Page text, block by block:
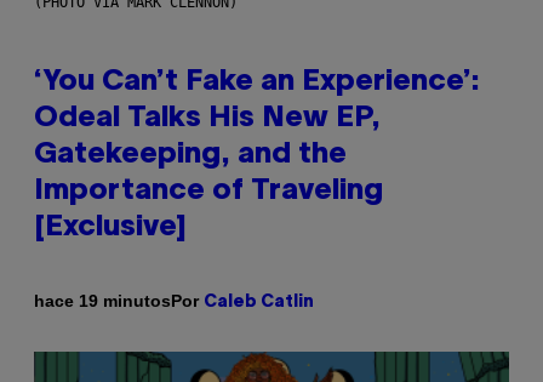
‘You Can’t Fake an Experience’:
Odeal Talks His New EP,
Gatekeeping, and the
Importance of Traveling
[Exclusive]
hace 19 minutosPor Caleb Catlin